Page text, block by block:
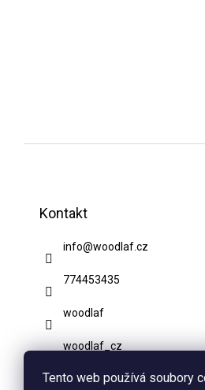
Tento web používá soubory
Kontakt
info@woodlaf.cz
774453435
woodlaf
woodlaf_cz